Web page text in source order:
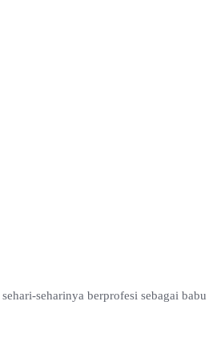
seharinya berprofesi sebagai babu